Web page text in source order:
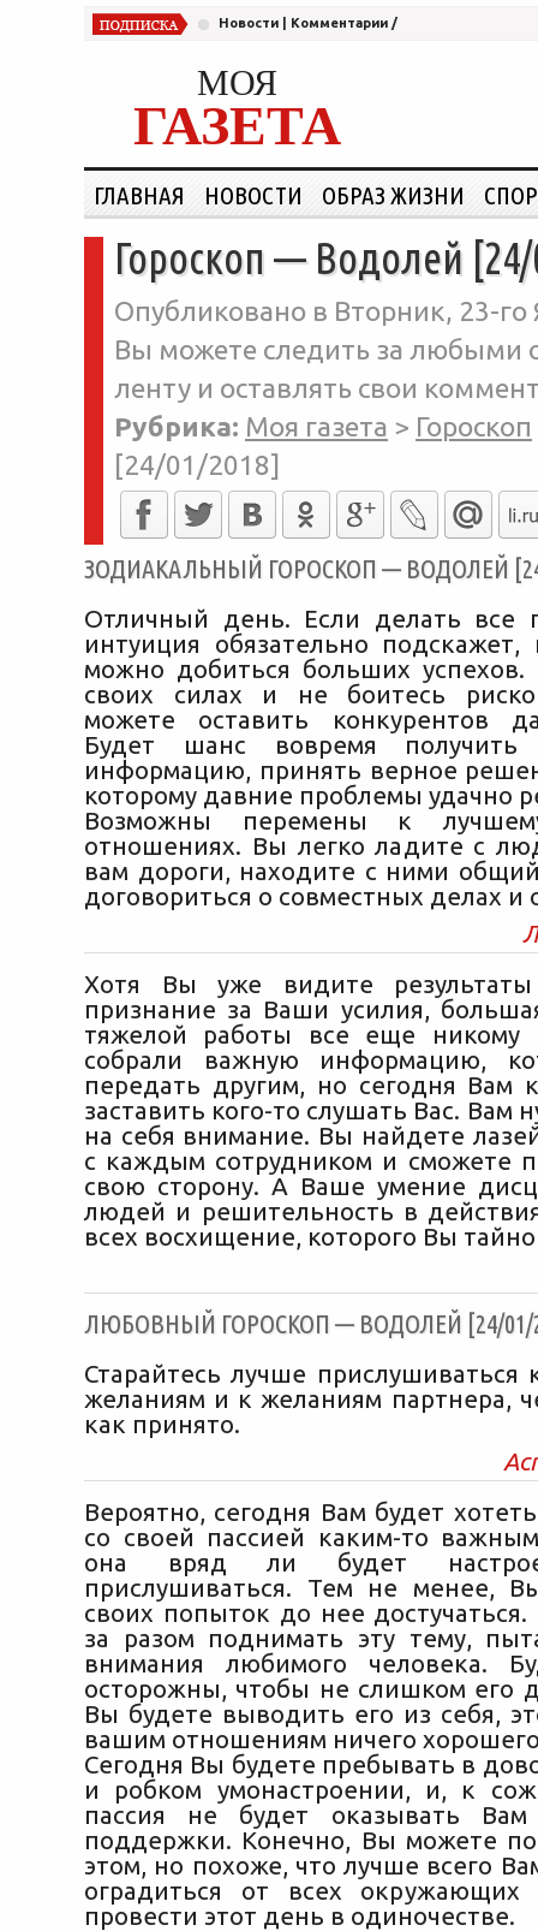
Новости Комментарии /
МОЯ
ГАЗЕТА
ГЛАВНАЯ НОВОСТИ ОБРАЗ ЖИЗНИ
Гороскоп — Водолей
Опубликовано в Вторник, 23-го
Вы можете следить за любыми
ленту и оставлять свои
Рубрика: Моя газета > Гороскоп
[24/01/2018]
ЗОДИАКАЛЬНЫЙ ГОРОСКОП — ВОДОЛЕЙ
Отличный день. Если делать все
интуиция обязательно
можно добиться больших
своих силах и не боитесь
можете оставить конкурентов
Будет шанс вовремя получить
информацию, принять верное
которому давние проблемы удачно
Возможны перемены к
отношениях. Вы легко ладите с
вам дороги, находите с ними
договориться о совместных делах и
Хотя Вы уже видите
признание за Ваши усилия,
тяжелой работы все еще
собрали важную информацию,
передать другим, но сегодня Вам
заставить кого-то слушать Вас. Вам
на себя внимание. Вы найдете
с каждым сотрудником и сможете
свою сторону. А Ваше умение
людей и решительность в
всех восхищение, которого Вы
ЛЮБОВНЫЙ ГОРОСКОП — ВОДОЛЕЙ [24/01/
Старайтесь лучше прислушиваться
желаниям и к желаниям партнера,
как принято.
Вероятно, сегодня Вам будет
со своей пассией каким-то
она вряд ли будет
прислушиваться. Тем не менее,
своих попыток до нее
за разом поднимать эту тему,
внимания любимого человека.
осторожны, чтобы не слишком его
Вы будете выводить его из себя,
вашим отношениям ничего
Сегодня Вы будете пребывать в
и робком умонастроении, и, к
пассия не будет оказывать Вам
поддержки. Конечно, Вы можете
этом, но похоже, что лучше всего
оградиться от всех
провести этот день в одиночестве.